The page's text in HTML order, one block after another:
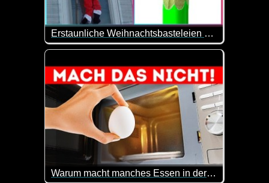
Erstaunliche Weihnachtsbasteleien Und -Dekorationen
Da sind mal wieder tolle Sachen dabei. Vielleicht
Warum macht manches Essen in der Mikrowelle Boom